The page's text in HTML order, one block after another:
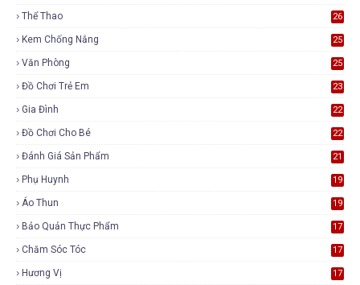
Thể Thao 26
Kem Chống Nắng 25
Văn Phòng 25
Đồ Chơi Trẻ Em 23
Gia Đình 22
Đồ Chơi Cho Bé 22
Đánh Giá Sản Phẩm 21
Phụ Huynh 19
Áo Thun 19
Bảo Quản Thực Phẩm 17
Chăm Sóc Tóc 17
Hương Vị 17